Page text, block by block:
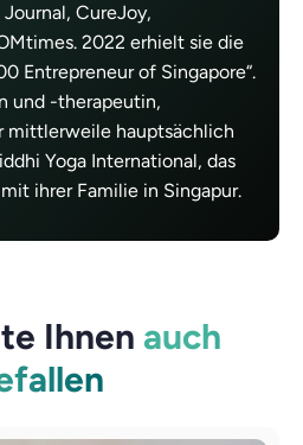
CureJoy,
2022 erhielt sie die
Entrepreneur of Singapore“.
und -therapeutin,
mittlerweile hauptsächlich
Yoga International, das
ihrer Familie in Singapur.
Ihnen auch